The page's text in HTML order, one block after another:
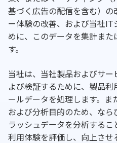
基づく広告の配信を含む）
ー体験の改善、および当社
めに、このデータを集計ま
す。
当社は、当社製品およびサ
よび検証するために、製品
ールデータを処理します。
および分析目的のため、な
ラッシュデータを分析する
利用体験を評価し、向上さ